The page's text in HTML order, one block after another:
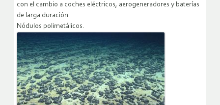
con el cambio a coches eléctricos, aerogeneradores y baterías
de larga duración.
Nódulos polimetálicos.